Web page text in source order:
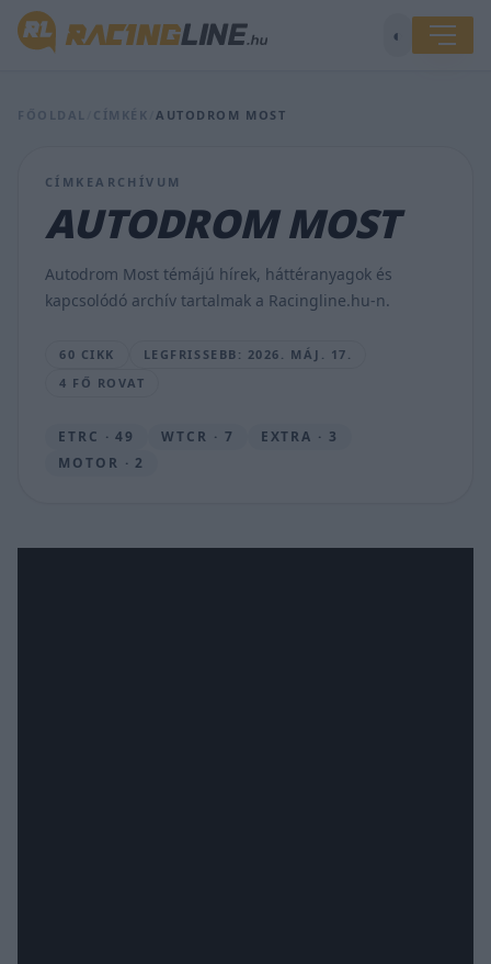
◐
FŐOLDAL CÍMKÉK /AUTODROM MOST
CÍMKEARCHÍVUM
AUTODROM MOST
Autodrom Most témájú hírek, háttéranyagok és
kapcsolódó archív tartalmak a Racingline.hu-n.
60 CIKK
LEGFRISSEBB: 2026. MÁJ. 17.
4 FŐ ROVAT
ETRC · 49 WTCR · 7
EXTRA · 3
MOTOR · 2
Bulegának
csak
futamon
a
sorozata,
többen
súlyosan
megsérültek
SEBŐK
17.